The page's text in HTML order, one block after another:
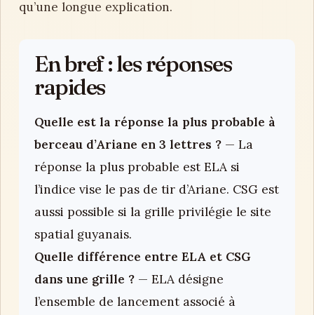
qu’une longue explication.
En bref : les réponses
rapides
Quelle est la réponse la plus probable à
berceau d’Ariane en 3 lettres ? — La
réponse la plus probable est ELA si
l’indice vise le pas de tir d’Ariane. CSG est
aussi possible si la grille privilégie le site
spatial guyanais.
Quelle différence entre ELA et CSG
dans une grille ? — ELA désigne
l’ensemble de lancement associé à